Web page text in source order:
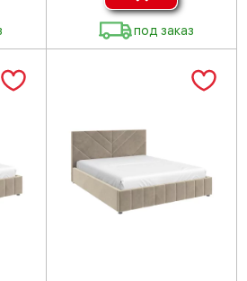
под заказ